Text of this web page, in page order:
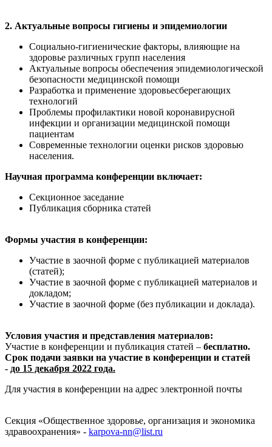
2. Актуальные вопросы гигиены и эпидемиологии
Социально-гигиенические факторы, влияющие на
здоровье различных групп населения
Актуальные вопросы обеспечения эпидемиологической
безопасности медицинской помощи
Разработка и применение здоровьесберегающих
технологий
Проблемы профилактики новой коронавирусной
инфекции и организации медицинской помощи
пациентам
Современные технологии оценки рисков здоровью
населения.
Научная программа конференции включает:
Секционное заседание
Публикация сборника статей
Формы участия в конференции:
Участие в заочной форме с публикацией материалов
(статей);
Участие в заочной форме с публикацией материалов и
докладом;
Участие в заочной форме (без публикации и доклада).
Условия участия и представления материалов:
Участие в конференции и публикация статей – бесплатно.
Срок подачи заявки на участие в конференции и статей
- до 15 декабря 2022 года.
Для участия в конференции на адрес электронной почты
Секция «Общественное здоровье, организация и экономика
здравоохранения» - karpova-nn@list.ru